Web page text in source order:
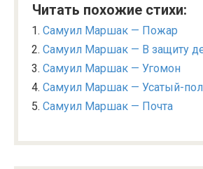
Читать похожие стихи:
Самуил Маршак — Пожар
Самуил Маршак — В защиту
Самуил Маршак — Угомон
Самуил Маршак — Усатый-
Самуил Маршак — Почта